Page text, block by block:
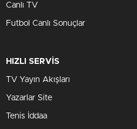
Canlı TV
Futbol Canlı Sonuçlar
HIZLI SERVİS
TV Yayın Akışları
Yazarlar Site
Tenis İddaa